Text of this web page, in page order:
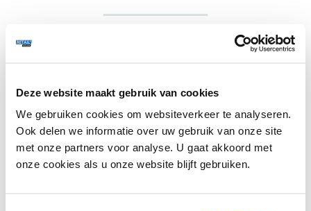
Deze website maakt gebruik van cookies
We gebruiken cookies om websiteverkeer te analyseren.
Ook delen we informatie over uw gebruik van onze site
met onze partners voor analyse. U gaat akkoord met
onze cookies als u onze website blijft gebruiken.
Niet thuis, maar bestelling is wel geleverd door
Amazon? Het bewijs is nu middels een foto terug te
vinden in het gebruikersaccount van de consument. De